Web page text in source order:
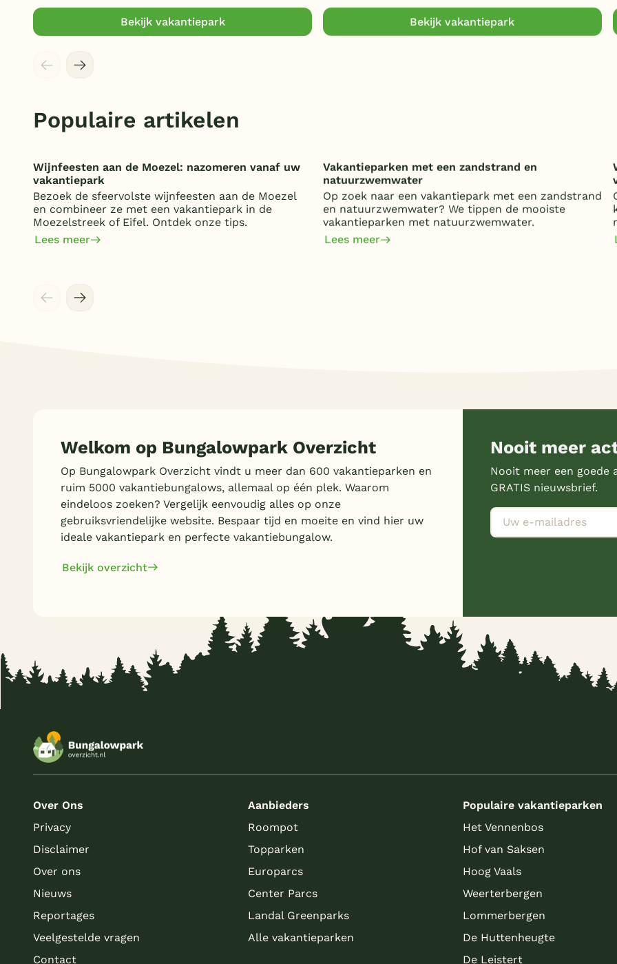
Bekijk vakantiepark Bekijk vakantiepark
Populaire artikelen
Wijnfeesten aan de Moezel: nazomeren vanaf uw
vakantiepark
Bezoek de sfeervolste wijnfeesten aan de Moezel
en combineer ze met een vakantiepark in de
Moezelstreek of Eifel. Ontdek onze tips.
Lees meer
Vakantieparken met een zandstrand en
natuurzwemwater
Op zoek naar een vakantiepark met een zandstrand
en natuurzwemwater? We tippen de mooiste
vakantieparken met natuurzwemwater.
Lees meer
Welkom op Bungalowpark Overzicht
Op Bungalowpark Overzicht vindt u meer dan 600 vakantieparken en
ruim 5000 vakantiebungalows, allemaal op één plek. Waarom
eindeloos zoeken? Vergelijk eenvoudig alles op onze
gebruiksvriendelijke website. Bespaar tijd en moeite en vind hier uw
ideale vakantiepark en perfecte vakantiebungalow.
Bekijk overzicht
Nooit meer
Nooit meer een goede
GRATIS nieuwsbrief.
Over Ons
Privacy
Disclaimer
Over ons
Nieuws
Reportages
Veelgestelde vragen
Contact
Aanbieders
Roompot
Topparken
Europarcs
Center Parcs
Landal Greenparks
Alle vakantieparken
Populaire vakantieparken
Het Vennenbos
Hof van Saksen
Hoog Vaals
Weerterbergen
Lommerbergen
De Huttenheugte
De Leistert